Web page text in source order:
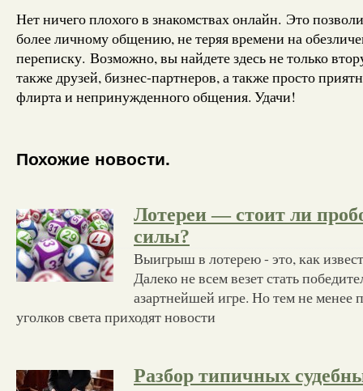
Нет ничего плохого в знакомствах онлайн. Это
более личному общению, не теряя времени на
переписку. Возможно, вы найдете здесь не только
также друзей, бизнес-партнеров, а также просто
флирта и непринужденного общения. Удачи!
Похожие новости.
Лотереи — стоит ли
силы?
Выигрыш в лотерею - это, как
Далеко не всем везет стать
азартнейшей игре. Но тем не менее
уголков света приходят новости
Разбор типичных